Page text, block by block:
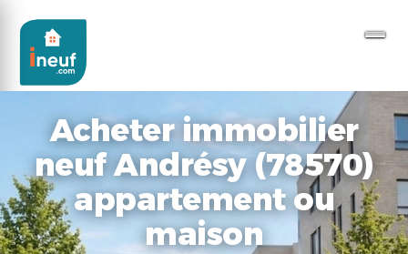
Acheter immobilier
neuf Andrésy (78570)
appartement ou
maison